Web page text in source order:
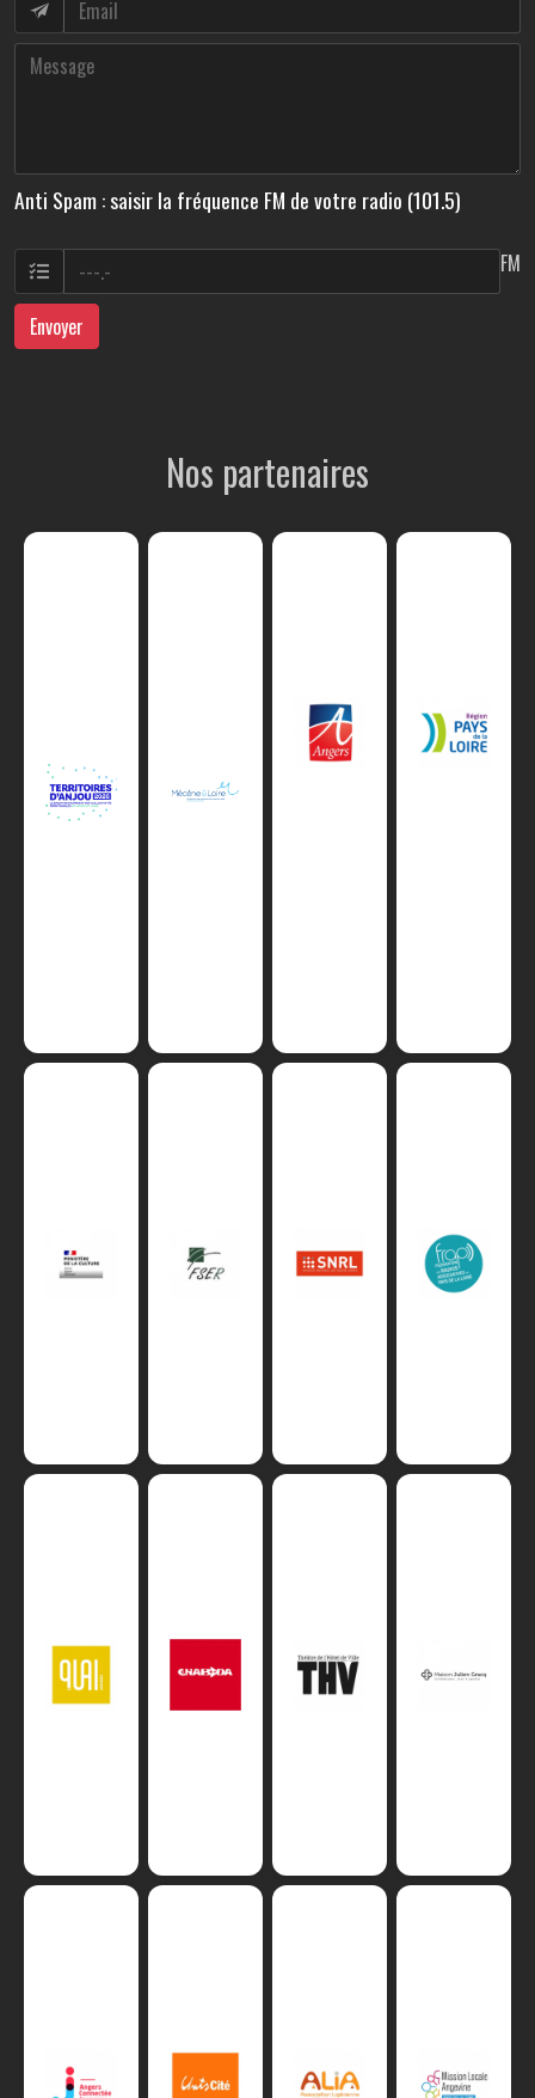
Anti Spam : saisir la fréquence FM de votre radio (101.5)
FM
Envoyer
Nos partenaires